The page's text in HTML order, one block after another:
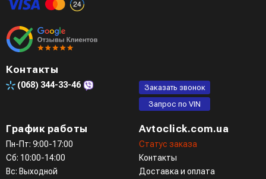
Контакты
(068) 344-33-46
Заказать звонок
Запрос по VIN
График работы
Пн-Пт: 9:00-17:00
Сб: 10:00-14:00
Вс: Выходной
Avtoclick.com.ua
Статус заказа
Контакты
Доставка и оплата